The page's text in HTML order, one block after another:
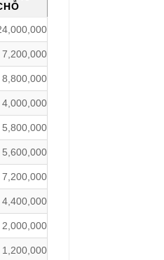
7,200,000
8,800,000
4,000,000
5,800,000
5,600,000
7,200,000
4,400,000
2,000,000
1,200,000